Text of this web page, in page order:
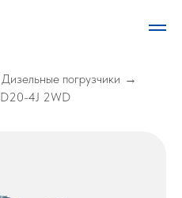
Дизельные погрузчики →
D20-4J 2WD